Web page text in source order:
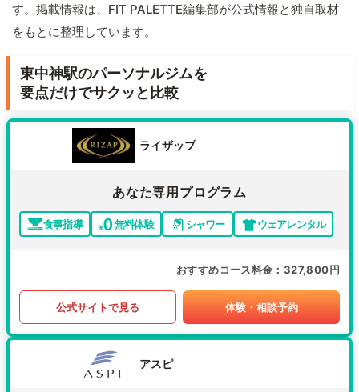
す。掲載情報は、FIT PALETTE編集部が公式情報と独自取材
をもとに整理しています。
東中神駅のパーソナルジムを
要点だけでサクッと比較
ライザップ
あなた専用プログラム
食事指導 無料体験 シャワー ウェアレンタル
おすすめコース料金 327,800円
公式サイトで見る 体験・相談予約
アスピ